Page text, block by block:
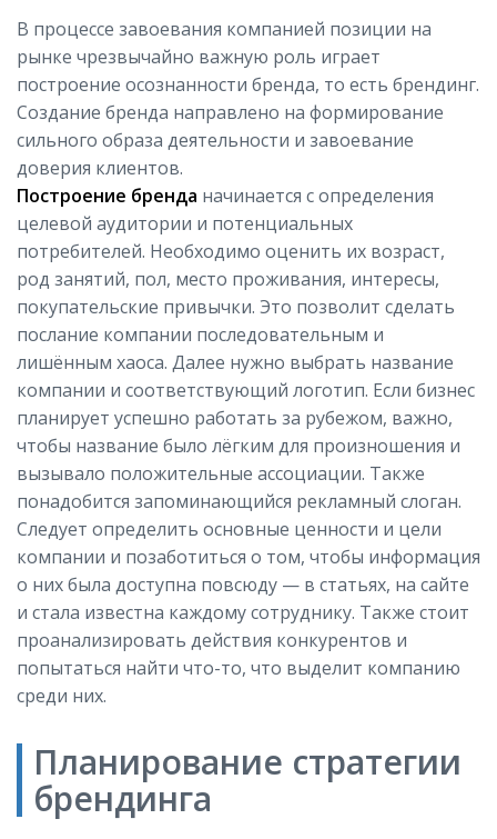
В процессе завоевания компанией позиции на
рынке чрезвычайно важную роль играет
построение осознанности бренда, то есть брендинг.
Создание бренда направлено на формирование
сильного образа деятельности и завоевание
доверия клиентов.
Построение бренда начинается с определения
целевой аудитории и потенциальных
потребителей. Необходимо оценить их возраст,
род занятий, пол, место проживания, интересы,
покупательские привычки. Это позволит сделать
послание компании последовательным и
лишённым хаоса. Далее нужно выбрать название
компании и соответствующий логотип. Если бизнес
планирует успешно работать за рубежом, важно,
чтобы название было лёгким для произношения и
вызывало положительные ассоциации. Также
понадобится запоминающийся рекламный слоган.
Следует определить основные ценности и цели
компании и позаботиться о том, чтобы информация
о них была доступна повсюду — в статьях, на сайте
и стала известна каждому сотруднику. Также стоит
проанализировать действия конкурентов и
попытаться найти что-то, что выделит компанию
среди них.
Планирование стратегии
брендинга